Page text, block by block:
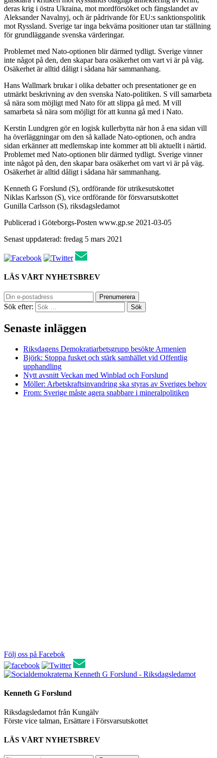
deras krig i östra Ukraina, mot mordförsöket och fängslandet av
Aleksander Navalnyj, och är pådrivande för EU:s sanktionspolitik
mot Ryssland. Sverige tar inga bekväma positioner utan tar ställning
för grundläggande svenska värderingar.
Problemet med Nato-optionen blir därmed tydligt. Sverige vinner
inte något på den, den skapar bara osäkerhet om vart vi är på väg.
Osäkerhet är alltid dåligt i sådana här sammanhang.
Hans Wallmark brukar i olika debatter och presentationer ge en
utmärkt beskrivning av den svenska Nato-politiken. S vill samarbeta
så nära som möjligt med Nato för att slippa gå med. M vill
samarbeta så nära som möjligt för att kunna gå med i Nato.
Kerstin Lundgren gör en logisk kullerbytta när hon å ena sidan vill
ha överläggningar om den så kallade Nato-optionen, och andra
sidan erkänner att medlemskap inte kommer att bli aktuellt i närtid.
Problemet med Nato-optionen blir därmed tydligt. Sverige vinner
inte något på den, den skapar bara osäkerhet om vart vi är på väg.
Osäkerhet är alltid dåligt i sådana här sammanhang.
Kenneth G Forslund (S), ordförande för utrikesutskottet
Niklas Karlsson (S), vice ordförande för försvarsutskottet
Gunilla Carlsson (S), riksdagsledamot
Publicerad i Göteborgs-Posten www.gp.se 2021-03-05
Senast uppdaterad: fredag 5 mars 2021
LÄS VÅRT NYHETSBREV
Sök efter:
Senaste inläggen
Riksdagens Demokratiarbetsgrupp besökte Armenien
Björk: Stoppa fusket och stärk samhället vid Offentlig
upphandling
Nytt avsnitt Veckan med Winblad och Forslund
Möller: Arbetskraftsinvandring ska styras av Sveriges behov
From: Sverige måste agera snabbare i mineralpolitiken
Följ oss på Facebok
Kenneth G Forslund - Riksdagsledamot
Kenneth G Forslund
Riksdagsledamot från Kungälv
Förste vice talman, Ersättare i Försvarsutskottet
LÄS VÅRT NYHETSBREV